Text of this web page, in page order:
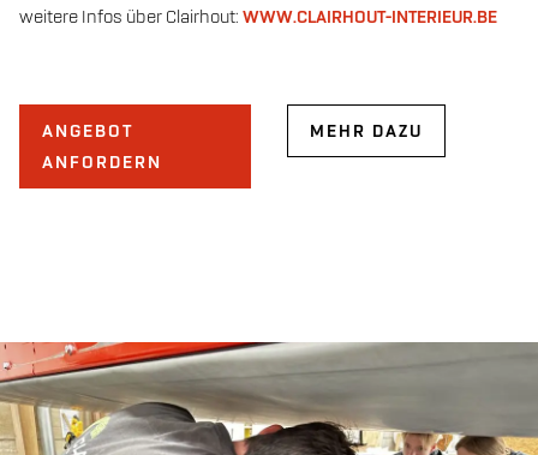
weitere Infos über Clairhout: WWW.CLAIRHOUT-INTERIEUR.BE
ANGEBOT
ANFORDERN
MEHR DAZU